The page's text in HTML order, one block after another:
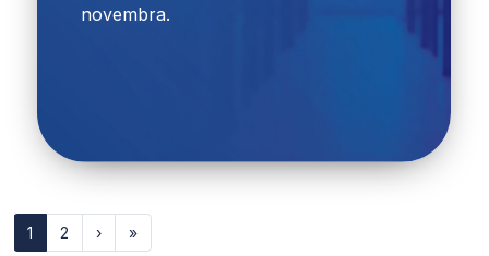
novembra.
1 2 › »